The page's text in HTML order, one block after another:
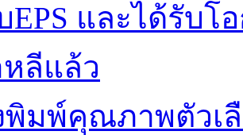
EPS และได้รับโ
หลีแล้ว
พิมพ์คุณภาพตัวเ